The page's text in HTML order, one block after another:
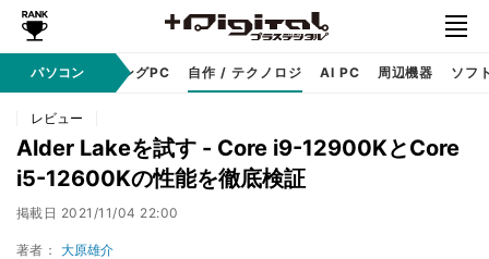
パソコン
PC本体 ゲーミングPC 自作 / テクノロジ AI PC 周辺機器 ソフ
レビュー
Alder Lakeを試す - Core i9-12900KとCore
i5-12600Kの性能を徹底検証
掲載日 2021/11/04 22:00
著者： 大原雄介